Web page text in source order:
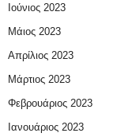
Ιούνιος 2023
Μάιος 2023
Απρίλιος 2023
Μάρτιος 2023
Φεβρουάριος 2023
Ιανουάριος 2023